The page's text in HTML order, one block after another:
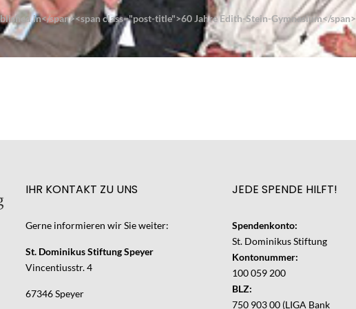
in</span><span class="post-title">60 Jahre Edith-Stein-Gymnasium</span>
IHR KONTAKT ZU UNS
Gerne informieren wir Sie weiter:
St. Dominikus Stiftung Speyer
Vincentiusstr. 4
67346 Speyer
JEDE SPENDE HILFT!
Spendenkonto:
St. Dominikus Stiftung
Kontonummer:
100 059 200
BLZ:
750 903 00 (LIGA Bank